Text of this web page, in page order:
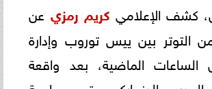
كشف الإعلامي كريم رمزي عن
التوتر بين ييس توروب وإدارة
الساعات الماضية، بعد واقعة